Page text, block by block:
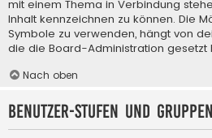
mit einem Thema in Verbindung
Inhalt kennzeichnen zu können. Die
Symbole zu verwenden, hängt von
die die Board-Administration gesetzt
Nach oben
Benutzer-Stufen und Gruppen